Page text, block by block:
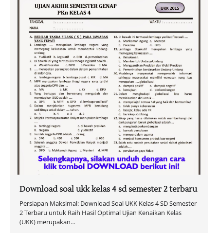
Download soal ukk kelas 4 sd semester 2 terbaru
Persiapan Maksimal: Download Soal UKK Kelas 4 SD Semester
2 Terbaru untuk Raih Hasil Optimal Ujian Kenaikan Kelas
(UKK) merupakan…